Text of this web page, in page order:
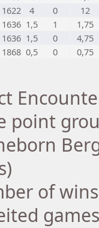
1622 4 0
12
1636 1,5 1
1,75
1636 1,5 0
4,75
1868 0,5 0 0,75
point
of